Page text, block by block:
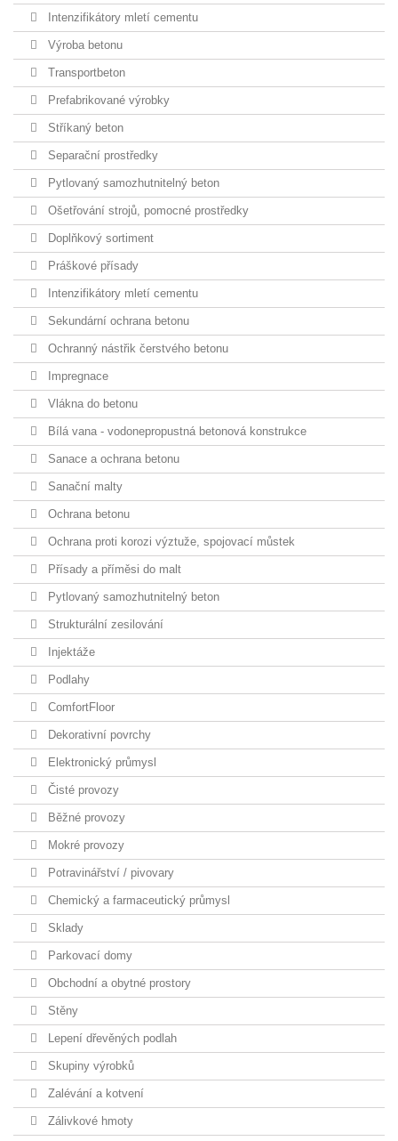
Intenzifikátory mletí cementu
Výroba betonu
Transportbeton
Prefabrikované výrobky
Stříkaný beton
Separační prostředky
Pytlovaný samozhutnitelný beton
Ošetřování strojů, pomocné prostředky
Doplňkový sortiment
Práškové přísady
Intenzifikátory mletí cementu
Sekundární ochrana betonu
Ochranný nástřik čerstvého betonu
Impregnace
Vlákna do betonu
Bílá vana - vodonepropustná betonová konstrukce
Sanace a ochrana betonu
Sanační malty
Ochrana betonu
Ochrana proti korozi výztuže, spojovací můstek
Přísady a příměsi do malt
Pytlovaný samozhutnitelný beton
Strukturální zesilování
Injektáže
Podlahy
ComfortFloor
Dekorativní povrchy
Elektronický průmysl
Čisté provozy
Běžné provozy
Mokré provozy
Potravinářství / pivovary
Chemický a farmaceutický průmysl
Sklady
Parkovací domy
Obchodní a obytné prostory
Stěny
Lepení dřevěných podlah
Skupiny výrobků
Zalévání a kotvení
Zálivkové hmoty